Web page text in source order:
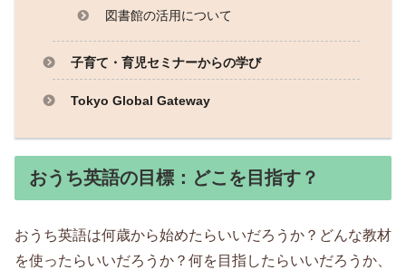
図書館の活用について
子育て・育児セミナーからの学び
Tokyo Global Gateway
おうち英語の目標：どこを目指す？
おうち英語は何歳から始めたらいいだろうか？どんな教材
を使ったらいいだろうか？何を目指したらいいだろうか、